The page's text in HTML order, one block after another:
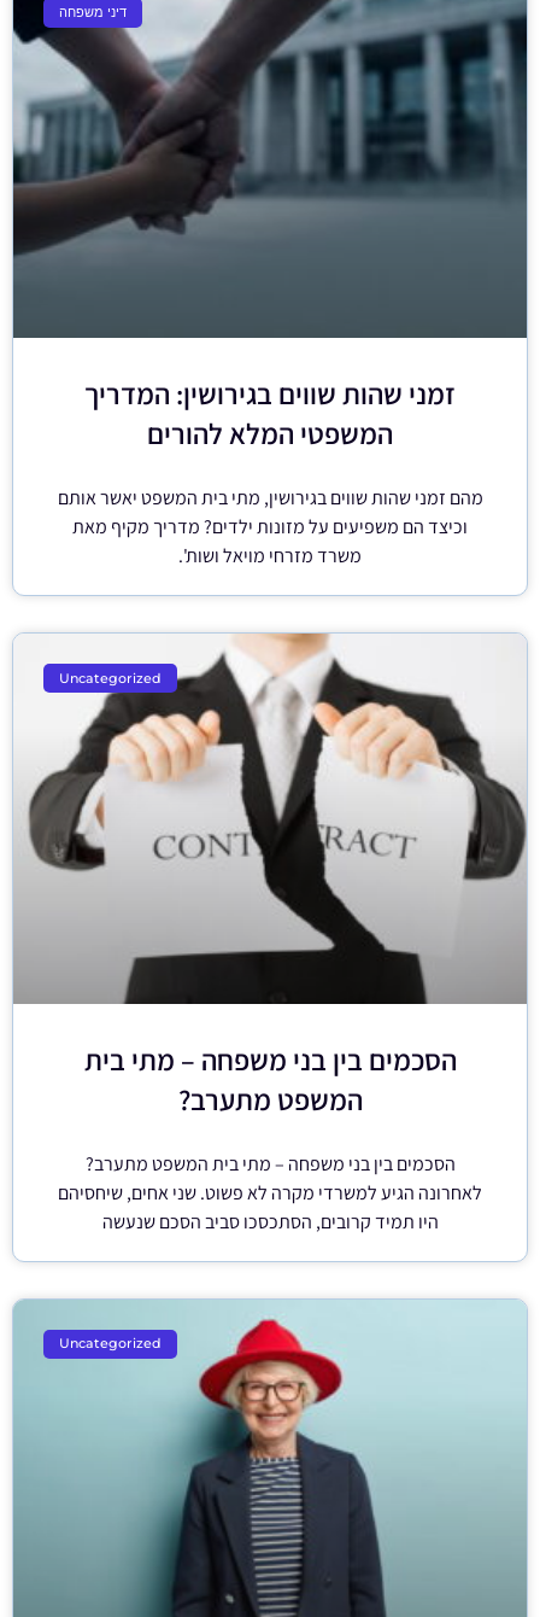
דיני משפחה
זמני שהות שווים בגירושין: המדריך
המשפטי המלא להורים
מהם זמני שהות שווים בגירושין, מתי בית המשפט יאשר אותם
וכיצד הם משפיעים על מזונות ילדים? מדריך מקיף מאת
משרד מזרחי מויאל ושות'.
Uncategorized
הסכמים בין בני משפחה – מתי בית
המשפט מתערב?
הסכמים בין בני משפחה – מתי בית המשפט מתערב?
לאחרונה הגיע למשרדי מקרה לא פשוט. שני אחים, שיחסיהם
היו תמיד קרובים, הסתכסכו סביב הסכם שנעשה
Uncategorized